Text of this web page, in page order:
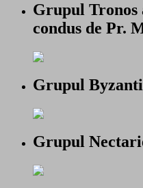
Grupul Tronos
condus de Pr.
Grupul
Grupul